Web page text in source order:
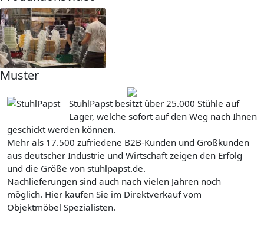
Muster
StuhlPapst besitzt über 25.000 Stühle auf
Lager, welche sofort auf den Weg nach Ihnen
geschickt werden können.
Mehr als 17.500 zufriedene B2B-Kunden und Großkunden
aus deutscher Industrie und Wirtschaft zeigen den Erfolg
und die Größe von stuhlpapst.de.
Nachlieferungen sind auch nach vielen Jahren noch
möglich. Hier kaufen Sie im Direktverkauf vom
Objektmöbel Spezialisten.